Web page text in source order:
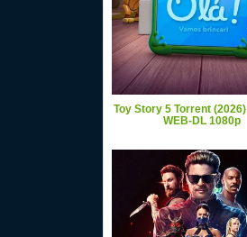
Toy Story 5 Torrent
WEB-DL 1080p